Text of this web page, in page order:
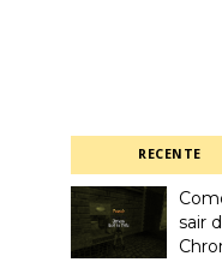
RECENTE
sair